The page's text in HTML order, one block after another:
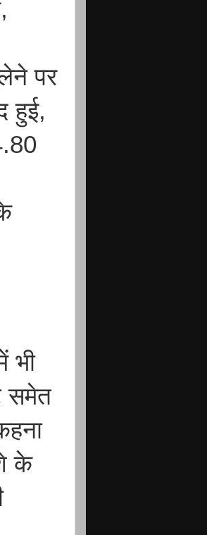
लेने पर
हुई,
भी
समेत
के